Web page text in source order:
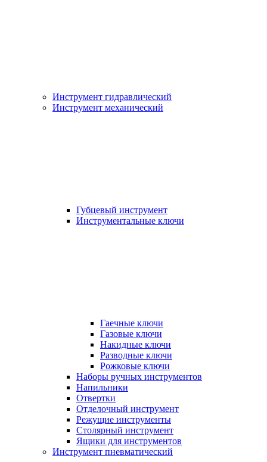
Инструмент гидравлический
Инструмент механический
Губцевый инструмент
Инструментальные ключи
Гаечные ключи
Газовые ключи
Накидные ключи
Разводные ключи
Рожковые ключи
Наборы ручных инструментов
Напильники
Отвертки
Отделочный инструмент
Режущие инструменты
Столярный инструмент
Ящики для инструментов
Инструмент пневматический